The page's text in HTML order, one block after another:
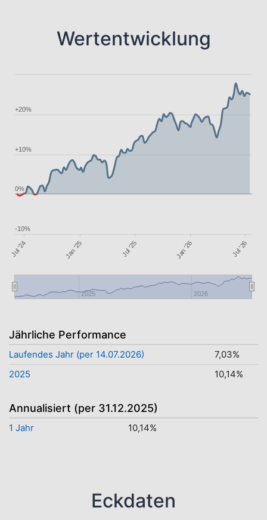
Wertentwicklung
Jul '24 Jan '25 Jul '25 Jan '26 Jul '26
2025 2026
-10%
0%
+10%
+20%
Jährliche Performance
Laufendes Jahr (per 14.07.2026)
7,03%
2025
10,14%
Annualisiert (per 31.12.2025)
1 Jahr 10,14%
Eckdaten